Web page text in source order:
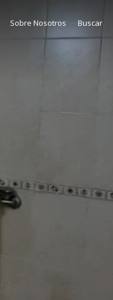
Sobre Nosotros Buscar